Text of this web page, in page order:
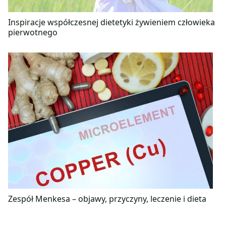
Inspiracje współczesnej dietetyki żywieniem człowieka
pierwotnego
Zespół Menkesa – objawy, przyczyny, leczenie i dieta